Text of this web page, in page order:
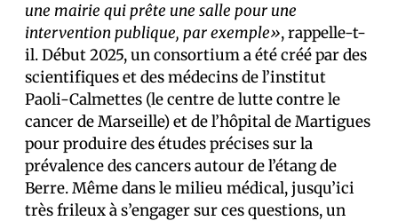
une mairie qui prête une salle pour une
intervention publique, par exemple», rappelle-t-
il. Début 2025, un consortium a été créé par des
scientifiques et des médecins de l’institut
Paoli-Calmettes (le centre de lutte contre le
cancer de Marseille) et de l’hôpital de Martigues
pour produire des études précises sur la
prévalence des cancers autour de l’étang de
Berre. Même dans le milieu médical, jusqu’ici
très frileux à s’engager sur ces questions, un